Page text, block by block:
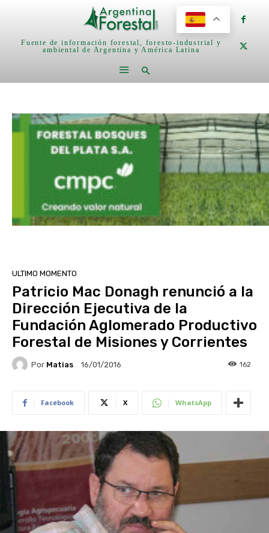
Fuente de información forestal, foresto-industrial y
ambiental de Argentina y América Latina
ULTIMO MOMENTO
Patricio Mac Donagh renunció a la
Dirección Ejecutiva de la
Fundación Aglomerado Productivo
Forestal de Misiones y Corrientes
Por Matias 16/01/2016 162
Facebook X WhatsApp